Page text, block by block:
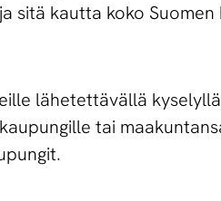
sitä kautta koko Suomen
lähetettävällä
tai